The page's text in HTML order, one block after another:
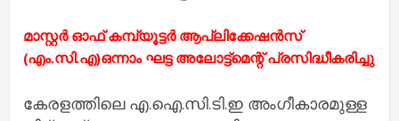
മാസ്റ്റർ ഓഫ് കമ്പ്യൂട്ടർ ആപ്ലിക്കേഷൻസ്
(എം.സി.എ)ഒന്നാം ഘട്ട അലോട്ട്‌മെന്റ് പ്രസിദ്ധീകരിച്ചു
കേരളത്തിലെ എ.ഐ.സി.ടി.ഇ അംഗീകാരമുള്ള